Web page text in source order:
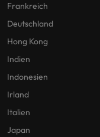
Frankreich
Deutschland
Hong Kong
Indien
Indonesien
Irland
Italien
Japan